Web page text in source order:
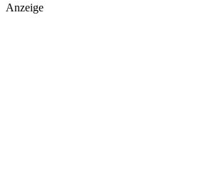
Anzeige